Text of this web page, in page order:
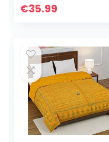
Line Multicolor
€35.99